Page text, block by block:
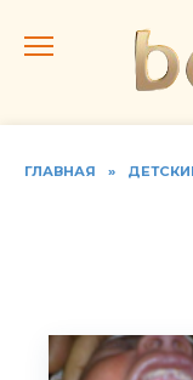
ГЛАВНАЯ »